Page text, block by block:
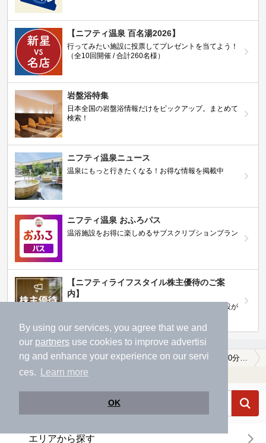
By using our services, you agree that we and
our partners use cookies to improve advertisi
ng and enhance your experience on our servi
ces.
Learn more
OK
【ニフティ温泉 百名湯2026】
行ってみたい施設に投票してプレゼントを当てよう！
（全10回開催 / 合計260名様）
岩盤浴特集
日本全国の岩盤浴情報だけをピックアップ。まとめて
検索！
ニフティ温泉ニュース
温泉にもっと行きたくなる！お得な情報を掲載中
ニフティ温泉 おふろパス
温浴施設をお得に楽しめるサブスクリプションプラン
【ニフティライフスタイル株主優待のご案
内】
株主優待制度で人気の温浴施設に行こう！対象施設が
温泉TOP 関東 神奈川県 川崎市麻生区 駅近（徒歩10分以内）の川崎市麻生区の温泉、日帰り温泉、スーパー銭湯おすすめ
温浴施設を探す
エリアから探す